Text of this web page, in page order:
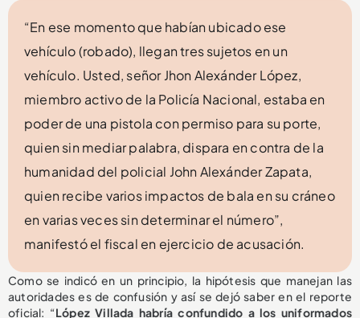
“En ese momento que habían ubicado ese
vehículo (robado), llegan tres sujetos en un
vehículo. Usted, señor Jhon Alexánder López,
miembro activo de la Policía Nacional, estaba en
poder de una pistola con permiso para su porte,
quien sin mediar palabra, dispara en contra de la
humanidad del policial John Alexánder Zapata,
quien recibe varios impactos de bala en su cráneo
en varias veces sin determinar el número”,
manifestó el fiscal en ejercicio de acusación.
Como se indicó en un principio, la hipótesis que manejan las
autoridades es de confusión y así se dejó saber en el reporte
oficial: “López Villada habría confundido a los uniformados